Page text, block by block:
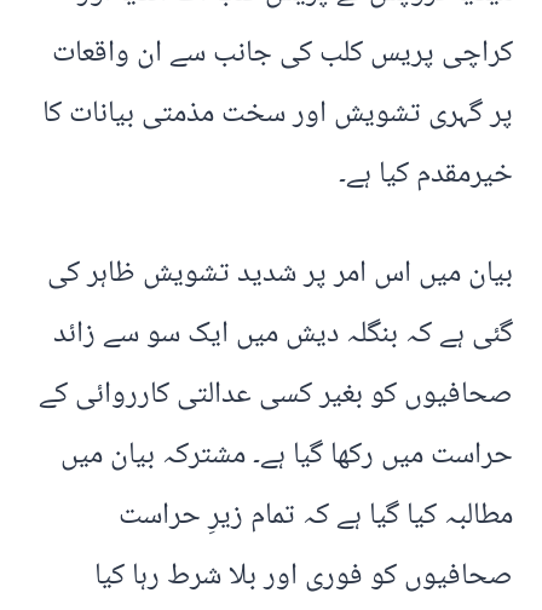
کراچی پریس کلب کی جانب سے ان واقعات
پر گہری تشویش اور سخت مذمتی بیانات کا
خیرمقدم کیا ہے۔
بیان میں اس امر پر شدید تشویش ظاہر کی
گئی ہے کہ بنگلہ دیش میں ایک سو سے زائد
صحافیوں کو بغیر کسی عدالتی کارروائی کے
حراست میں رکھا گیا ہے۔ مشترکہ بیان میں
مطالبہ کیا گیا ہے کہ تمام زیرِ حراست
صحافیوں کو فوری اور بلا شرط رہا کیا